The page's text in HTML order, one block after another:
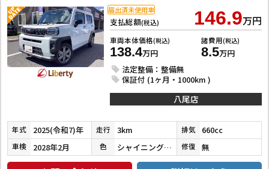
支払総額(税込) 146.9万円
車両本体価格(税込)
138.4万円
諸費用(税込)
8.5万円
法定整備：整備無
保証付 (1ヶ月・1000km )
届出済未使用車
八尾店
年式 2025(令和7)年 走行 3km 排気 660cc
車検 2028年2月 色 シャイニングホワイトパール 修復 無